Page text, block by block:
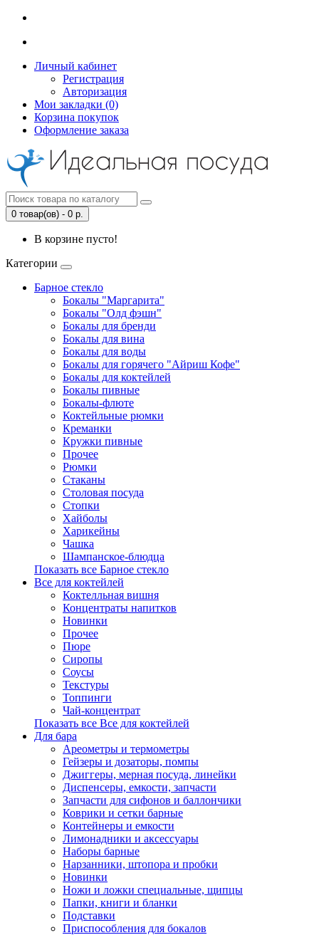
Личный кабинет
Регистрация
Авторизация
Мои закладки (0)
Корзина покупок
Оформление заказа
0 товар(ов) - 0 р.
В корзине пусто!
Категории
Барное стекло
Бокалы "Маргарита"
Бокалы "Олд фэшн"
Бокалы для бренди
Бокалы для вина
Бокалы для воды
Бокалы для горячего "Айриш Кофе"
Бокалы для коктейлей
Бокалы пивные
Бокалы-флюте
Коктейльные рюмки
Креманки
Кружки пивные
Прочее
Рюмки
Стаканы
Столовая посуда
Стопки
Хайболы
Харикейны
Чашка
Шампанское-блюдца
Показать все Барное стекло
Все для коктейлей
Коктелльная вишня
Концентраты напитков
Новинки
Прочее
Пюре
Сиропы
Соусы
Текстуры
Топпинги
Чай-концентрат
Показать все Все для коктейлей
Для бара
Ареометры и термометры
Гейзеры и дозаторы, помпы
Джиггеры, мерная посуда, линейки
Диспенсеры, емкости, запчасти
Запчасти для сифонов и баллончики
Коврики и сетки барные
Контейнеры и емкости
Лимонадники и аксессуары
Наборы барные
Нарзанники, штопора и пробки
Новинки
Ножи и ложки специальные, щипцы
Папки, книги и бланки
Подставки
Приспособления для бокалов